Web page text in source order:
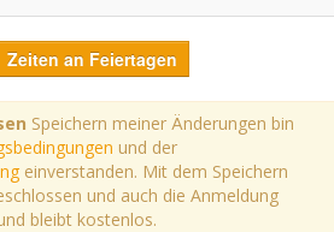
Zeiten an Feiertagen
Speichern meiner Änderungen bin
und der
einverstanden. Mit dem Speichern
und auch die Anmeldung
bleibt kostenlos.